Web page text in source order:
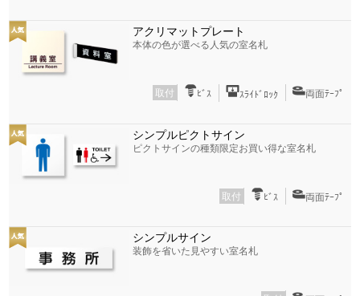
アクリマットプレート
本体の色が選べる人気の室名札
取付 ﾋﾞｽ ｽﾗｲﾄﾞﾛｯｸ 両面ﾃｰﾌﾟ
シンプルピクトサイン
ピクトサインの種類限定お買い得な室名札
取付 ﾋﾞｽ 両面ﾃｰﾌﾟ
シンプルサイン
装飾を省いた見やすい室名札